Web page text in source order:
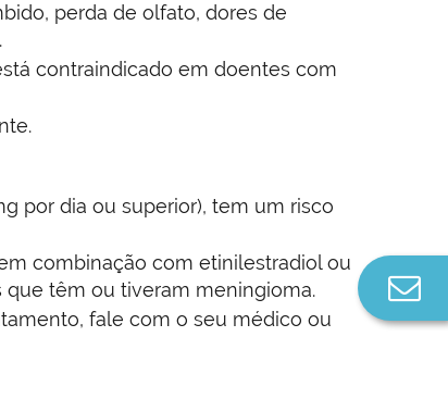
perda de olfato, dores de
contraindicado em doentes com
por dia ou superior), tem um risco
combinação com etinilestradiol ou
têm ou tiveram meningioma.
fale com o seu médico ou